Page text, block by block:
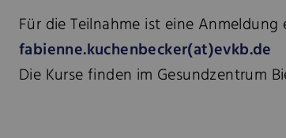
Für die Teilnahme ist eine
fabienne.kuchenbecker(at)evkb.de
Die Kurse finden im Gesundzentrum